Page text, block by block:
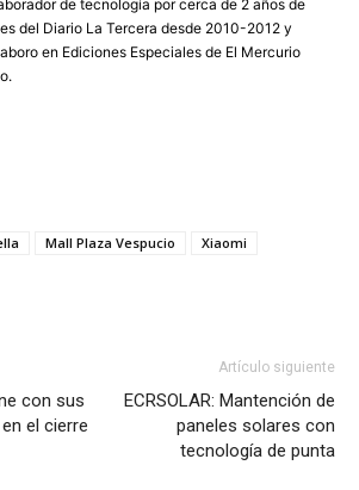
de tecnología por cerca de 2 años de
del Diario La Tercera desde 2010-2012 y
en Ediciones Especiales de El Mercurio
Mall Plaza Vespucio
Xiaomi
con sus
el cierre
Artículo siguiente
ECRSOLAR: Mantención de
paneles solares con
tecnología de punta